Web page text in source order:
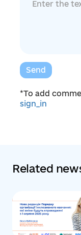
Send
*To add
sign_in
Related